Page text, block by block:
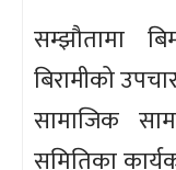
सम्झौतामा
बिरामीको
सामाजिक